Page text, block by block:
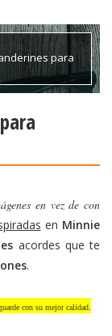
para
en vez de con
en Minnie
acordes que te
.
con su mejor calidad.